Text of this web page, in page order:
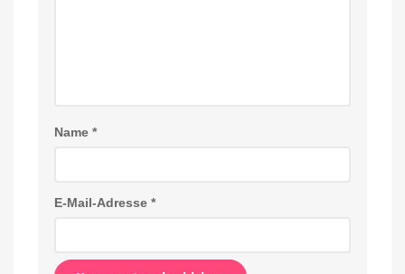
Name *
E-Mail-Adresse *